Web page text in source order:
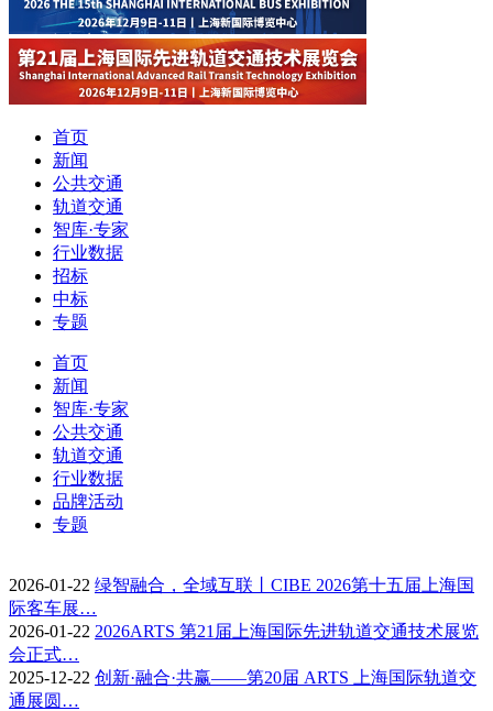
首页
新闻
公共交通
轨道交通
智库·专家
行业数据
招标
中标
专题
首页
新闻
智库·专家
公共交通
轨道交通
行业数据
品牌活动
专题
2026-01-22 绿智融合，全域互联丨CIBE 2026第十五届上海国
际客车展…
2026-01-22 2026ARTS 第21届上海国际先进轨道交通技术展览
会正式…
2025-12-22 创新·融合·共赢——第20届 ARTS 上海国际轨道交
通展圆…